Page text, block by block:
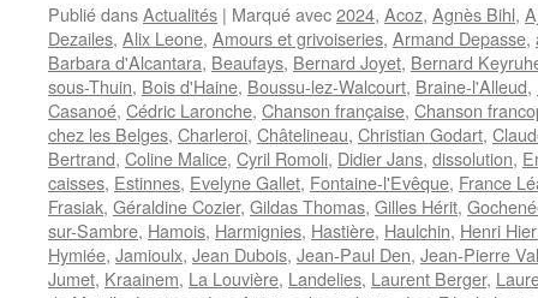
Publié dansActualités | Marqué avec2024, Acoz, Agnès Bihl,
Dezailes, Alix Leone, Amours et grivoiseries, Armand Depasse,
Barbara d'Alcantara, Beaufays, Bernard Joyet, Bernard
sous-Thuin, Bois d'Haine, Boussu-lez-Walcourt, Braine-l'Alleud,
Casanoé, Cédric Laronche, Chanson française, Chanson
chez les Belges, Charleroi, Châtelineau, Christian Godart,
Bertrand, Coline Malice, Cyril Romoli, Didier Jans, dissolution,
caisses, Estinnes, Evelyne Gallet, Fontaine-l'Evêque, France
Frasiak, Géraldine Cozier, Gildas Thomas, Gilles Hérit,
sur-Sambre, Hamois, Harmignies, Hastière, Haulchin, Henri
Hymiée, Jamioulx, Jean Dubois, Jean-Paul Den, Jean-Pierre
Jumet, Kraainem, La Louvière, Landelies, Laurent Berger,